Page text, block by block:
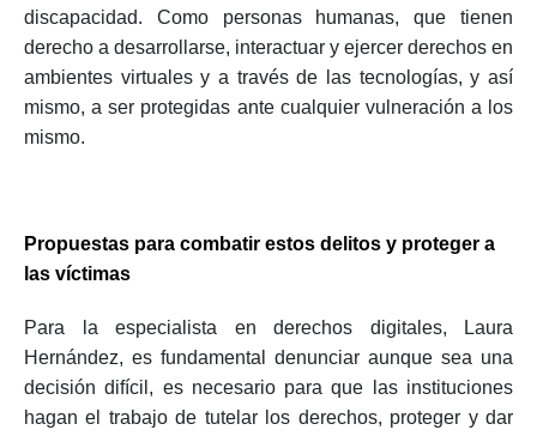
discapacidad. Como personas humanas, que tienen
derecho a desarrollarse, interactuar y ejercer derechos en
ambientes virtuales y a través de las tecnologías, y así
mismo, a ser protegidas ante cualquier vulneración a los
mismo.
Propuestas para combatir estos delitos y proteger a
las víctimas
Para la especialista en derechos digitales, Laura
Hernández, es fundamental denunciar aunque sea una
decisión difícil, es necesario para que las instituciones
hagan el trabajo de tutelar los derechos, proteger y dar